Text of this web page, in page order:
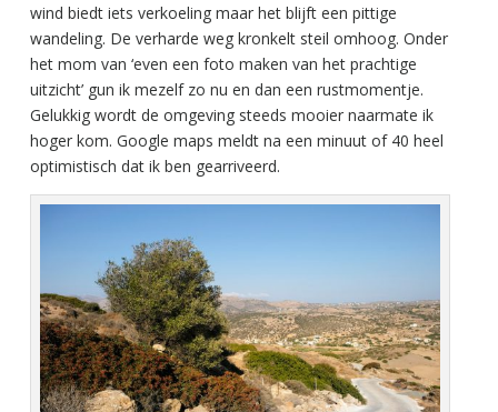
wind biedt iets verkoeling maar het blijft een pittige
wandeling. De verharde weg kronkelt steil omhoog. Onder
het mom van ‘even een foto maken van het prachtige
uitzicht’ gun ik mezelf zo nu en dan een rustmomentje.
Gelukkig wordt de omgeving steeds mooier naarmate ik
hoger kom. Google maps meldt na een minuut of 40 heel
optimistisch dat ik ben gearriveerd.